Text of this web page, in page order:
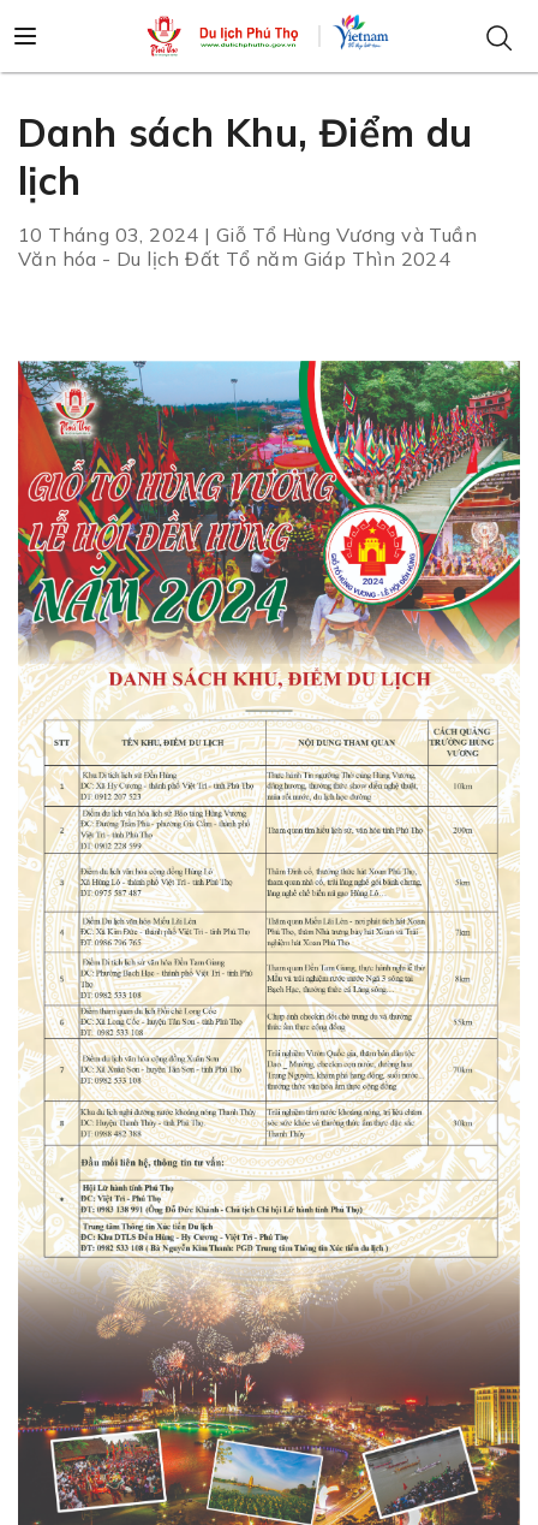
Danh sách Khu, Điểm du
lịch
10 Tháng 03, 2024 | Giỗ Tổ Hùng Vương và Tuần
Văn hóa - Du lịch Đất Tổ năm Giáp Thìn 2024